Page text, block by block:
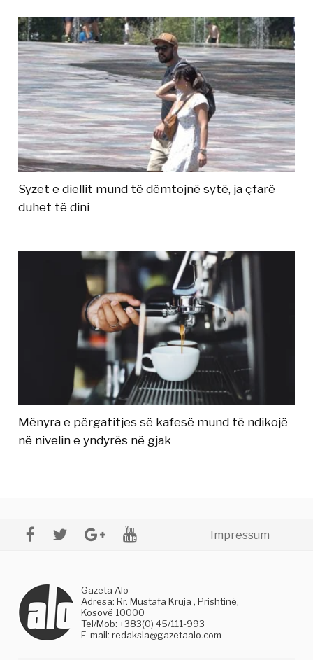
Syzet e diellit mund të dëmtojnë sytë, ja çfarë
duhet të dini
Mënyra e përgatitjes së kafesë mund të ndikojë
në nivelin e yndyrës në gjak
Impressum
Gazeta Alo
Adresa: Rr. Mustafa Kruja , Prishtinë,
Kosovë 10000
Tel/Mob: +383(0) 45/111-993
E-mail:redaksia@gazetaalo.com